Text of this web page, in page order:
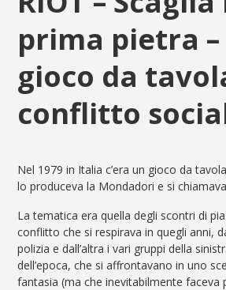
prima pietra –
gioco da
conflitto
Nel 1979 in Italia c’era un gioco da
lo produceva la Mondadori e si
La tematica era quella degli scontri di
conflitto che si respirava in quegli anni,
polizia e dall’altra i vari gruppi della
dell’epoca, che si affrontavano in uno
fantasia (ma che inevitabilmente faceva